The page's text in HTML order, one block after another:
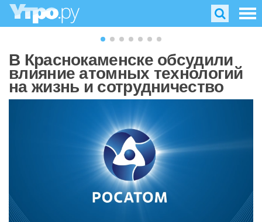
В Краснокаменске обсудили
влияние атомных технологий
на жизнь и сотрудничество